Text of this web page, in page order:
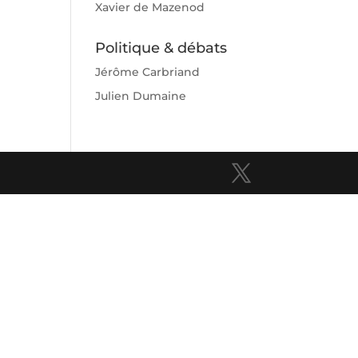
Xavier de Mazenod
Politique & débats
Jérôme Carbriand
Julien Dumaine